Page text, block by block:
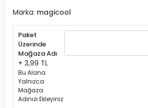
Marka: magicool
Paket
Üzerinde
Mağaza Adı
+ 3,99 TL
Bu Alana
Yalnızca
Mağaza
Adınızı Ekleyiniz